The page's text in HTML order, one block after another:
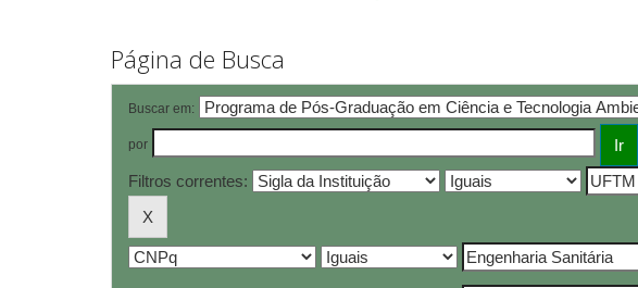
Página de Busca
Buscar em:
por
Filtros correntes: